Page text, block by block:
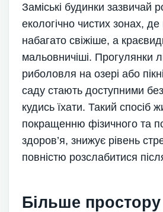
Заміські будинки зазвичай
екологічно чистих зонах, де
набагато свіжіше, а
мальовничіші. Прогулянки
риболовля на озері або
саду стають доступними без
кудись їхати. Такий спосіб
покращенню фізичного та
здоров’я, знижує рівень
повністю розслабитися
Більше простору